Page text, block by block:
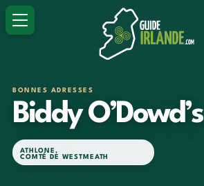
BONNES ADRESSES
Biddy O’Dowd’s
ATHLONE ,
COMTÉ DE WESTMEATH